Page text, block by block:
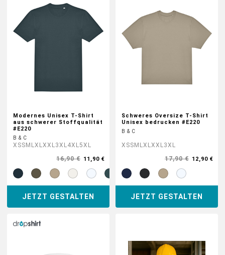
Modernes Unisex T-Shirt
aus schwerer Stoffqualität
#E220
B & C
XSS M LXLXXL3XL4XL5XL
16,90 € 11,90 €
JETZT GESTALTEN
Schweres Oversize T-Shirt
Unisex bedrucken #E220
B & C
XSS M LXLXXL3XL
17,90 € 12,90 €
JETZT GESTALTEN